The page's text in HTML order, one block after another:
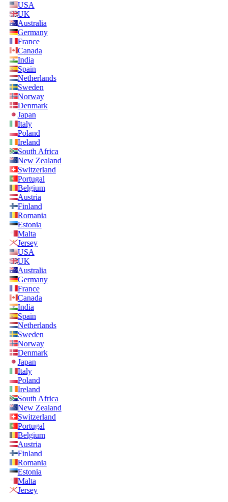
USA
UK
Australia
Germany
France
Canada
India
Spain
Netherlands
Sweden
Norway
Denmark
Japan
Italy
Poland
Ireland
South Africa
New Zealand
Switzerland
Portugal
Belgium
Austria
Finland
Romania
Estonia
Malta
Jersey
USA
UK
Australia
Germany
France
Canada
India
Spain
Netherlands
Sweden
Norway
Denmark
Japan
Italy
Poland
Ireland
South Africa
New Zealand
Switzerland
Portugal
Belgium
Austria
Finland
Romania
Estonia
Malta
Jersey